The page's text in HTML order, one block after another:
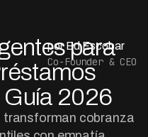
para
Guía 2026
transforman cobranza
por Ed Escobar
Co-Founder & CEO